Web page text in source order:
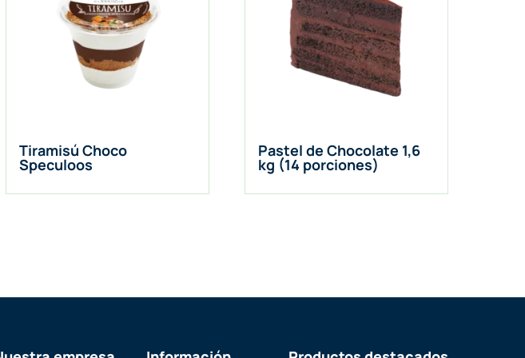
Tiramisú Choco
Speculoos
Pastel de Chocolate 1,6
kg (14 porciones)